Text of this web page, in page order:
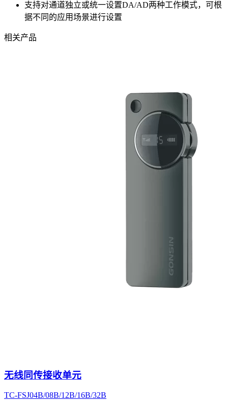
支持对通道独立或统一设置DA/AD两种工作模式，可根
据不同的应用场景进行设置
相关产品
无线同传接收单元
TC-FSJ04B/08B/12B/16B/32B